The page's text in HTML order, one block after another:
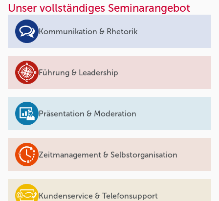
Unser vollständiges Seminarangebot
Kommunikation & Rhetorik
Führung & Leadership
Präsentation & Moderation
Zeitmanagement & Selbstorganisation
Kundenservice & Telefonsupport